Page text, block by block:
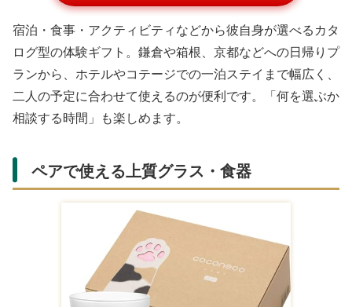
時間の確認だけでなく、通知や日々の記録まで一台でこな
せるスマートウォッチ。アクティブな彼氏やガジェット好
きの男性に特に喜ばれます。バンドを付け替えればファッ
ションに合わせて楽しめるのもポイントです。
認が大切。型番や色をさりげなくリサーチしておく
と安心です。
思い出に残る「体験ギフト・ペア
アイテム」